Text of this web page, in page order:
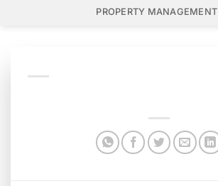
PROPERTY MANAGEMENT